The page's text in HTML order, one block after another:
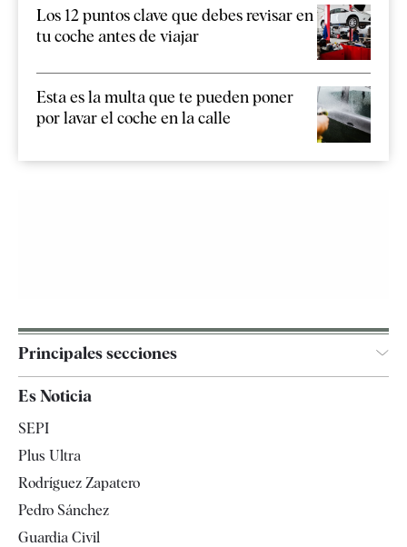
Los 12 puntos clave que debes revisar en
tu coche antes de viajar
Esta es la multa que te pueden poner
por lavar el coche en la calle
Principales secciones
Televisión
Es Noticia
SEPI
Plus Ultra
Rodríguez Zapatero
Pedro Sánchez
Guardia Civil